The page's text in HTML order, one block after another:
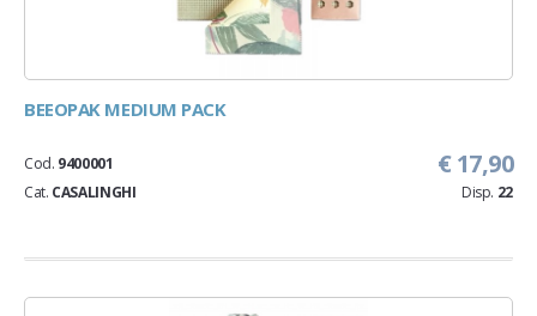
BEEOPAK MEDIUM PACK
€ 17,90
Cod. 9400001
Cat. CASALINGHI Disp. 22